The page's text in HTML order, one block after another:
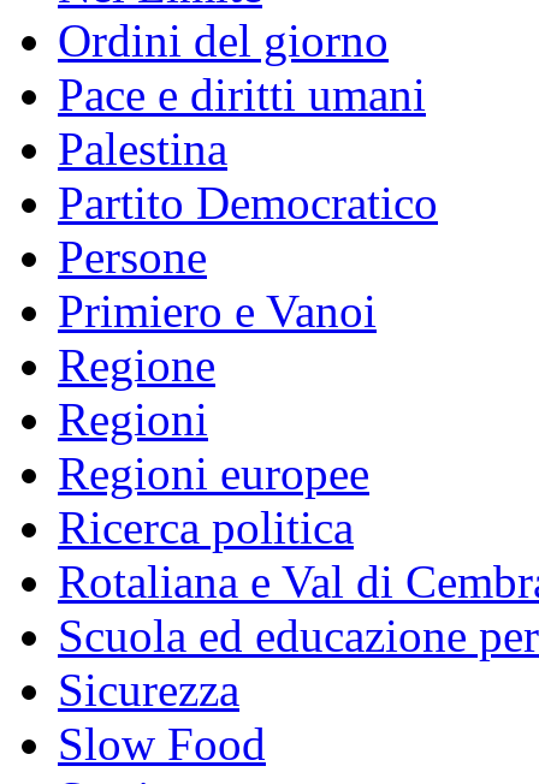
Ordini del giorno
Pace e diritti umani
Palestina
Partito Democratico
Persone
Primiero e Vanoi
Regione
Regioni
Regioni europee
Ricerca politica
Rotaliana e Val di
Scuola ed educazione
Sicurezza
Slow Food